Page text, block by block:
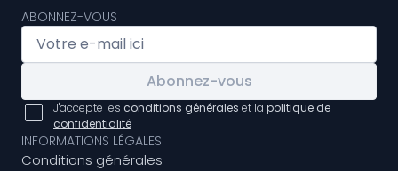
ABONNEZ-VOUS
Abonnez-vous
J'accepte les conditions générales et la politique de
confidentialité
INFORMATIONS LÉGALES
Conditions générales